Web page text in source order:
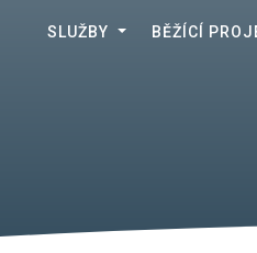
SLUŽBY BĚŽÍCÍ